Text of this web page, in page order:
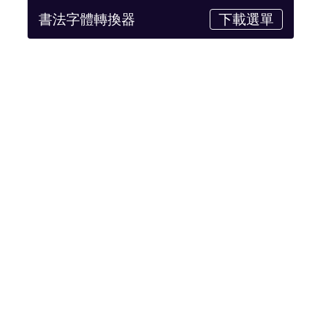
書法字體轉換器 下載選單